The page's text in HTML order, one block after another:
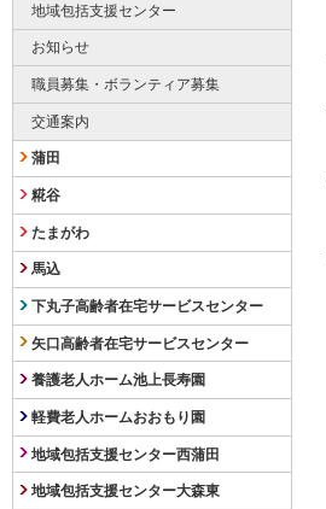
地域包括支援センター
お知らせ
職員募集・ボランティア募集
交通案内
蒲田
糀谷
たまがわ
馬込
下丸子高齢者在宅サービスセンター
矢口高齢者在宅サービスセンター
養護老人ホーム池上長寿園
軽費老人ホームおおもり園
地域包括支援センター西蒲田
地域包括支援センター大森東